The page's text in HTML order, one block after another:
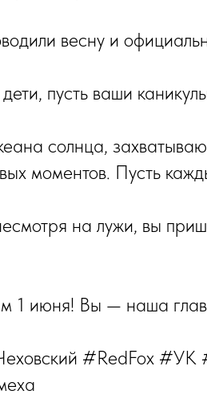
весну и
пусть ваши
солнца,
моментов. Пусть
на лужи, вы
1 июня! Вы — наша
#RedFox